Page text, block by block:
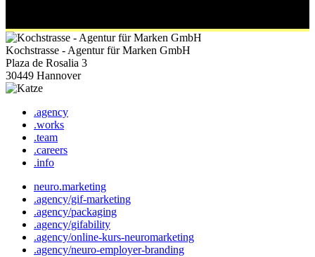
Kochstrasse - Agentur für Marken GmbH
Plaza de Rosalia 3
30449 Hannover
.agency
.works
.team
.careers
.info
neuro.marketing
.agency/gif-marketing
.agency/packaging
.agency/gifability
.agency/online-kurs-neuromarketing
.agency/neuro-employer-branding